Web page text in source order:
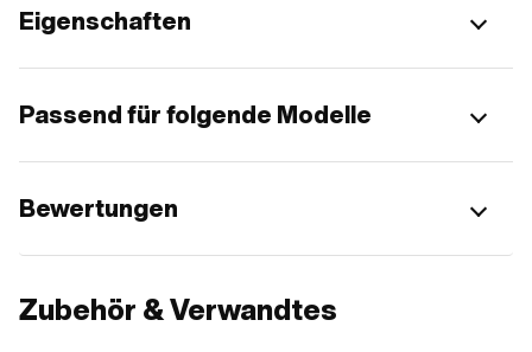
Eigenschaften
Passend für folgende Modelle
Bewertungen
Zubehör & Verwandtes